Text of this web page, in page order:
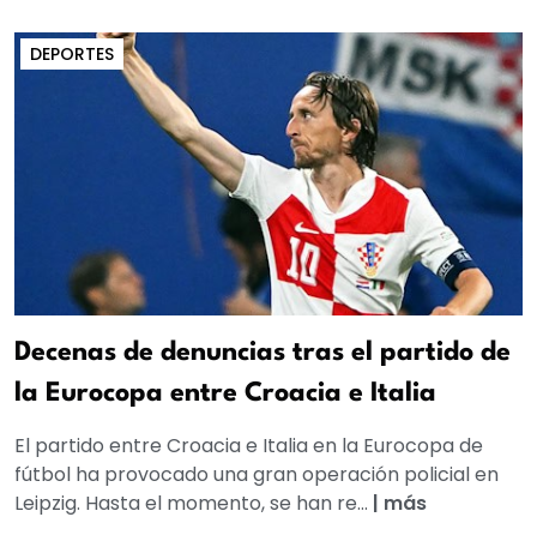
DEPORTES
Decenas de denuncias tras el partido de
la Eurocopa entre Croacia e Italia
El partido entre Croacia e Italia en la Eurocopa de
fútbol ha provocado una gran operación policial en
Leipzig. Hasta el momento, se han re... | más